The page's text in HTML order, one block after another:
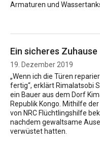
Armaturen und
Ein sicheres Zuhause
19. Dezember 2019
„Wenn ich die Türen
fertig“, erklärt Rimalatsobi
ein Bauer aus dem Dorf
Republik Kongo. Mithilfe
von NRC Flüchtlingshilfe
nachdem gewaltsame
verwüstet hatten.